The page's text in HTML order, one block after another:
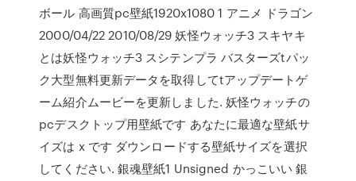
ボール 高画質pc壁紙1920x1080 1 アニメ ドラゴン
2000/04/22 2010/08/29 妖怪ウォッチ3 スキヤキ
とは妖怪ウォッチ3 スシテンプラ バスターズtパッ
ク大型無料更新データを取得してtアップデートゲ
ーム紹介ムービーを更新しました. 妖怪ウォッチの
pcデスクトップ用壁紙です あなたに最適な壁紙サ
イズは x です ダウンロードする壁紙サイズを選択
してください. 銀魂壁紙1 Unsigned かっこいい 銀